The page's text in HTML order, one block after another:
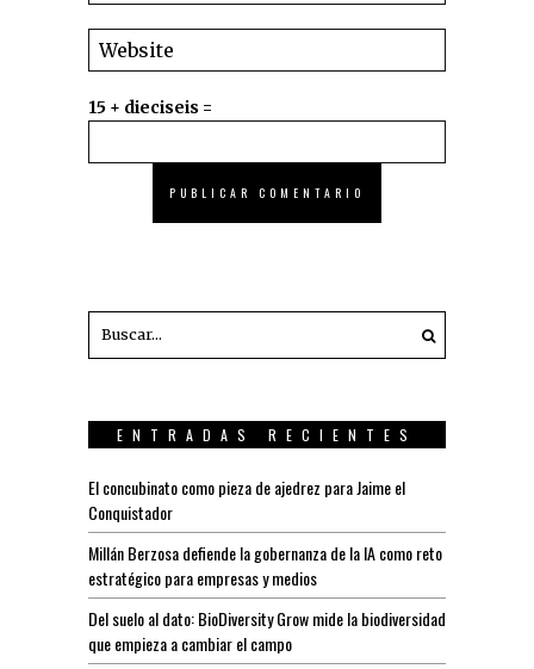
15 + dieciseis =
ENTRADAS RECIENTES
El concubinato como pieza de ajedrez para Jaime el
Conquistador
Millán Berzosa defiende la gobernanza de la IA como reto
estratégico para empresas y medios
Del suelo al dato: BioDiversity Grow mide la biodiversidad
que empieza a cambiar el campo